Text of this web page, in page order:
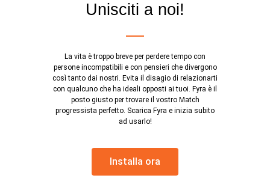
Unisciti a noi!
La vita è troppo breve per perdere tempo con
persone incompatibili e con pensieri che divergono
così tanto dai nostri. Evita il disagio di relazionarti
con qualcuno che ha ideali opposti ai tuoi. Fyra è il
posto giusto per trovare il vostro Match
progressista perfetto. Scarica Fyra e inizia subito
ad usarlo!
Installa ora